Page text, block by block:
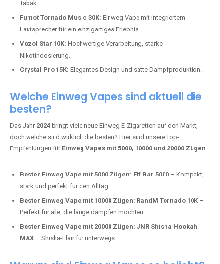
Tabak.
Fumot Tornado Music 30K: Einweg Vape mit integriertem
Lautsprecher für ein einzigartiges Erlebnis.
Vozol Star 10K: Hochwertige Verarbeitung, starke
Nikotindosierung.
Crystal Pro 15K: Elegantes Design und satte Dampfproduktion.
Welche Einweg Vapes sind aktuell die
besten?
Das Jahr 2024 bringt viele neue Einweg E-Zigaretten auf den Markt,
doch welche sind wirklich die besten? Hier sind unsere Top-
Empfehlungen für Einweg Vapes mit 5000, 10000 und 20000 Zügen:
Bester Einweg Vape mit 5000 Zügen: Elf Bar 5000 – Kompakt,
stark und perfekt für den Alltag.
Bester Einweg Vape mit 10000 Zügen: RandM Tornado 10K –
Perfekt für alle, die lange dampfen möchten.
Bester Einweg Vape mit 20000 Zügen: JNR Shisha Hookah
MAX – Shisha-Flair für unterwegs.